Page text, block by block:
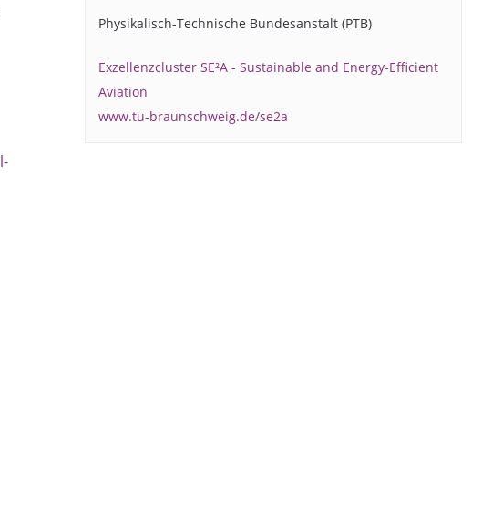
l-
Physikalisch-Technische Bundesanstalt (PTB)
Exzellenzcluster SE²A - Sustainable and Energy-Efficient
Aviation
www.tu-braunschweig.de/se2a